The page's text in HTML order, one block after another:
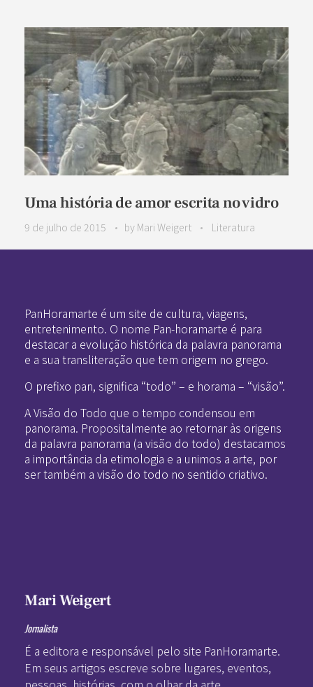
Uma história de amor escrita no vidro
9 de julho de 2015 by Mari Weigert Literatura
PanHoramarte é um site de cultura, viagens,
entretenimento. O nome Pan-horamarte é para
destacar a evolução histórica da palavra panorama
e a sua transliteração que tem origem no grego.
O prefixo pan, significa “todo” – e horama – “visão”.
A Visão do Todo que o tempo condensou em
panorama. Propositalmente ao retornar às origens
da palavra panorama (a visão do todo) destacamos
a importância da etimologia e a unimos a arte, por
ser também a visão do todo no sentido criativo.
Mari Weigert
Jornalista
É a editora e responsável pelo site PanHoramarte.
Em seus artigos escreve sobre lugares, eventos,